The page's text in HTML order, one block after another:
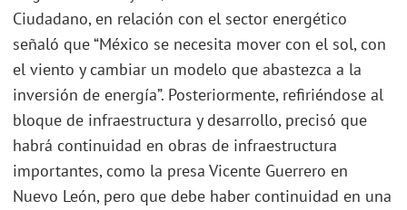
Ciudadano, en relación con el sector energético
señaló que “México se necesita mover con el sol, con
el viento y cambiar un modelo que abastezca a la
inversión de energía”. Posteriormente, refiriéndose al
bloque de infraestructura y desarrollo, precisó que
habrá continuidad en obras de infraestructura
importantes, como la presa Vicente Guerrero en
Nuevo León, pero que debe haber continuidad en una